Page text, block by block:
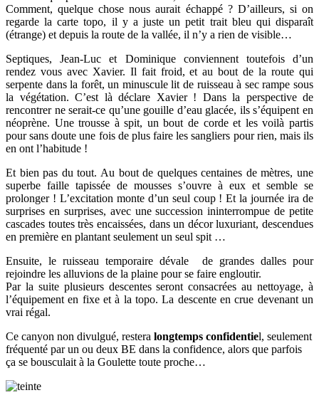
Comment, quelque chose nous aurait échappé ? D’ailleurs, si on
regarde la carte topo, il y a juste un petit trait bleu qui disparaît
(étrange) et depuis la route de la vallée, il n’y a rien de visible…
Septiques, Jean-Luc et Dominique conviennent toutefois d’un
rendez vous avec Xavier. Il fait froid, et au bout de la route qui
serpente dans la forêt, un minuscule lit de ruisseau à sec rampe sous
la végétation. C’est là déclare Xavier ! Dans la perspective de
rencontrer ne serait-ce qu’une gouille d’eau glacée, ils s’équipent en
néoprène. Une trousse à spit, un bout de corde et les voilà partis
pour sans doute une fois de plus faire les sangliers pour rien, mais ils
en ont l’habitude !
Et bien pas du tout. Au bout de quelques centaines de mètres, une
superbe faille tapissée de mousses s’ouvre à eux et semble se
prolonger ! L’excitation monte d’un seul coup ! Et la journée ira de
surprises en surprises, avec une succession ininterrompue de petite
cascades toutes très encaissées, dans un décor luxuriant, descendues
en première en plantant seulement un seul spit …
Ensuite, le ruisseau temporaire dévale de grandes dalles pour
rejoindre les alluvions de la plaine pour se faire engloutir.
Par la suite plusieurs descentes seront consacrées au nettoyage, à
l’équipement en fixe et à la topo. La descente en crue devenant un
vrai régal.
Ce canyon non divulgué, restera longtemps confidentiel, seulement
fréquenté par un ou deux BE dans la confidence, alors que parfois
ça se bousculait à la Goulette toute proche…